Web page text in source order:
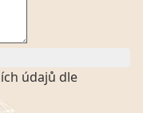
údajů dle